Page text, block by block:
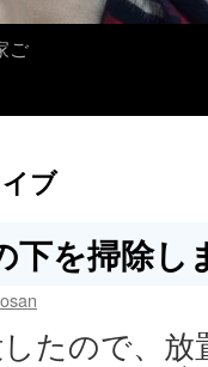
ご
ブ
を掃除し
たので、